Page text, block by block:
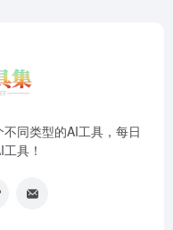
同类型的AI工具，每日
具！